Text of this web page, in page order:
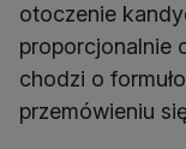
otoczenie
proporcjonalnie
chodzi o
przemówieniu